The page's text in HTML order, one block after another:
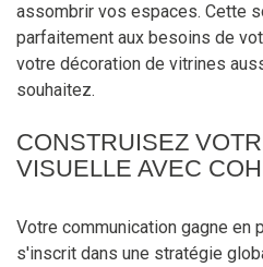
assombrir vos espaces. Cette
parfaitement aux besoins de
votre décoration de vitrines
souhaitez.
CONSTRUISEZ
VISUELLE AVEC
Votre communication gagne en
s'inscrit dans une stratégie